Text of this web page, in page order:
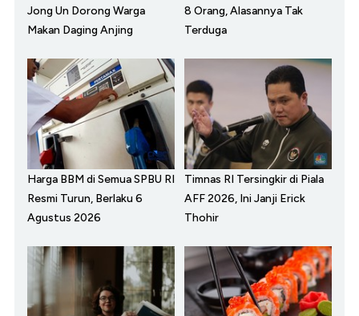
Jong Un Dorong Warga
Makan Daging Anjing
8 Orang, Alasannya Tak
Terduga
Harga BBM di Semua SPBU RI
Resmi Turun, Berlaku 6
Agustus 2026
Timnas RI Tersingkir di Piala
AFF 2026, Ini Janji Erick
Thohir